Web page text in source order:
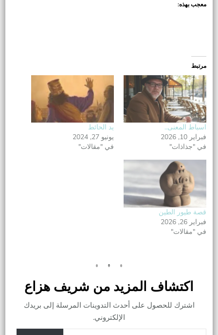
معجب بهذه:
مرتبط
اسباط المعنى..
فبراير 10, 2026
في "جذاذات"
يد الحائط
يونيو 27, 2024
في "مقالات"
قصة طيور الطين
فبراير 26, 2026
في "مقالات"
اكتشاف المزيد من شريف هزاع
اشترك للحصول على أحدث التدوينات المرسلة إلى بريدك
الإلكتروني.
كتابة بريدك الإلكتروني...